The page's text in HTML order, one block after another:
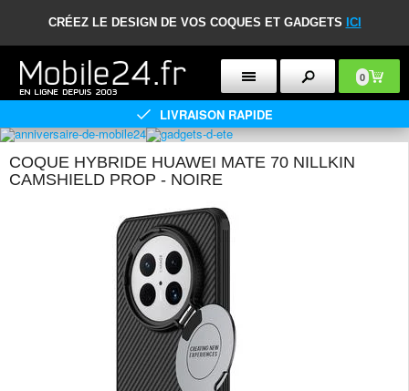
CRÉEZ LE DESIGN DE VOS COQUES ET GADGETS ICI
0
LIVRAISON RAPIDE
COQUE HYBRIDE HUAWEI MATE 70 NILLKIN
CAMSHIELD PROP - NOIRE